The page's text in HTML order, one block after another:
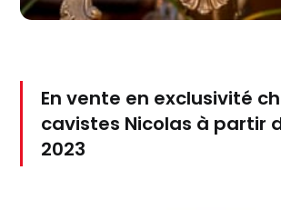
En vente en exclusivité
cavistes Nicolas à partir
2023